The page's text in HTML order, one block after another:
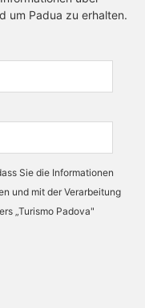
um Padua zu erhalten.
Sie die Informationen
und mit der Verarbeitung
„Turismo Padova"